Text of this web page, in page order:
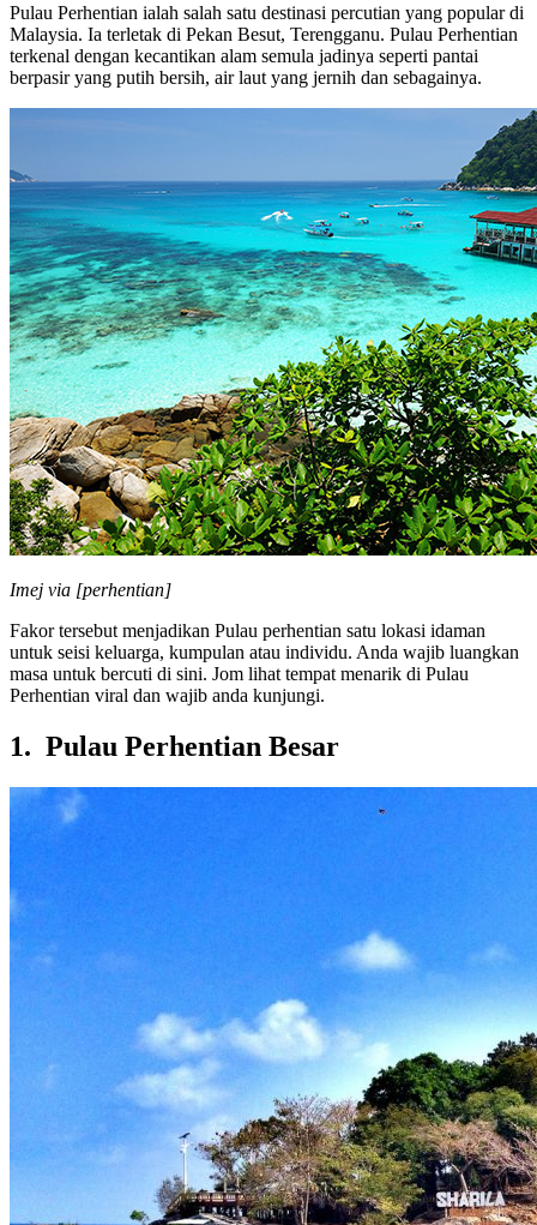
Pulau Perhentian ialah salah satu destinasi percutian yang popular di
Malaysia. Ia terletak di Pekan Besut, Terengganu. Pulau Perhentian
terkenal dengan kecantikan alam semula jadinya seperti pantai
berpasir yang putih bersih, air laut yang jernih dan sebagainya.
Imej via [perhentian]
Fakor tersebut menjadikan Pulau perhentian satu lokasi idaman
untuk seisi keluarga, kumpulan atau individu. Anda wajib luangkan
masa untuk bercuti di sini. Jom lihat tempat menarik di Pulau
Perhentian viral dan wajib anda kunjungi.
1. Pulau Perhentian Besar